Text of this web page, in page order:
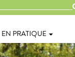
EN PRATIQUE